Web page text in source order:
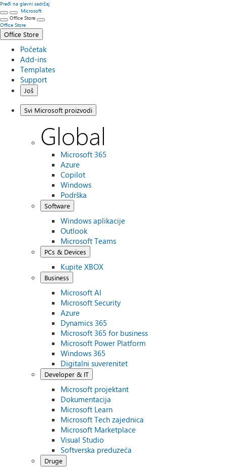
Pređi na glavni sadržaj
Microsoft
Office Store
Office Store
Office Store
Početak
Add-ins
Templates
Support
Još
Svi Microsoft proizvodi
Global
Microsoft 365
Azure
Copilot
Windows
Podrška
Software
Windows aplikacije
Outlook
Microsoft Teams
PCs & Devices
Kupite XBOX
Business
Microsoft AI
Microsoft Security
Azure
Dynamics 365
Microsoft 365 for business
Microsoft Power Platform
Windows 365
Digitalni suverenitet
Developer & IT
Microsoft projektant
Dokumentacija
Microsoft Learn
Microsoft Tech zajednica
Microsoft Marketplace
Visual Studio
Softverska preduzeća
Druge